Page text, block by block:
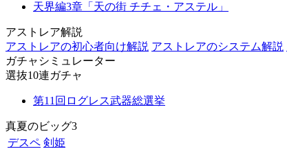
天界編3章「天の街 チチェ・アステル」
アストレア解説
アストレアの初心者向け解説 アストレアのシステム解説
ガチャシミュレーター
選抜10連ガチャ
第11回ログレス武器総選挙
真夏のビッグ3
デスペ 剣姫